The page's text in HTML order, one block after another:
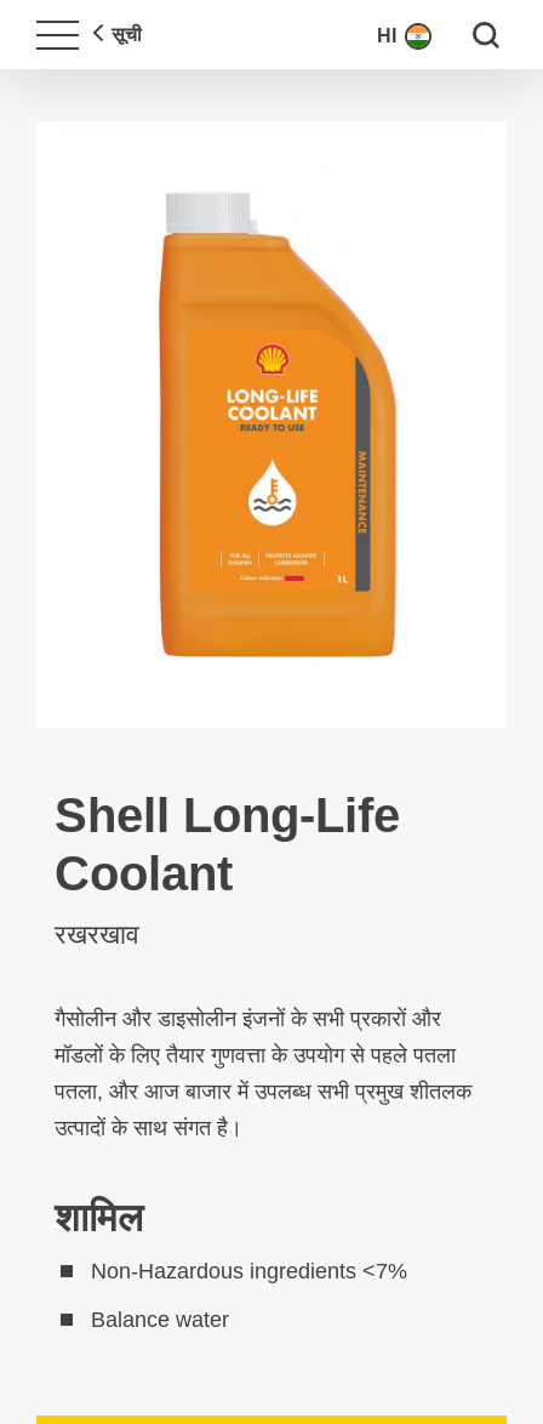
सूची HI Search
Shell Long-Life
Coolant
रखरखाव
गैसोलीन और डाइसोलीन इंजनों के सभी प्रकारों और
मॉडलों के लिए तैयार गुणवत्ता के उपयोग से पहले पतला
पतला, और आज बाजार में उपलब्ध सभी प्रमुख शीतलक
उत्पादों के साथ संगत है।
शामिल
Non-Hazardous ingredients <7%
Balance water